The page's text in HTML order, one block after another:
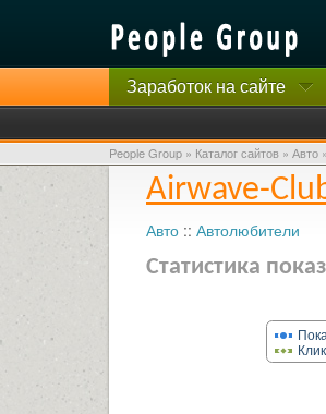
Заработок на сайте
People Group » Каталог сайтов » Авто »
Airwave-
Авто :: Автолюбители
Статистика